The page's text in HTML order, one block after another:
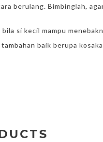
berulang. Bimbinglah,
si kecil mampu
baik berupa